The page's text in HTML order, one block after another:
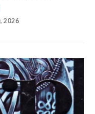
2026